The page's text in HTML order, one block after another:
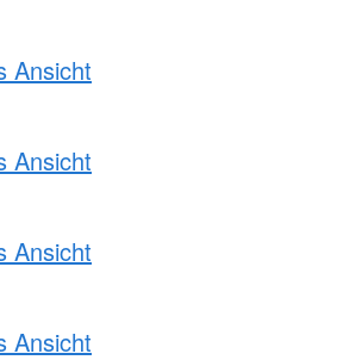
Ansicht
Ansicht
Ansicht
Ansicht